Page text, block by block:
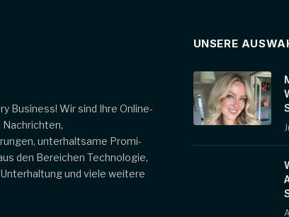
Business! Wir sind Ihre Online-
unterhaltsame Promi-
den Bereichen Technologie,
und viele weitere
UNSERE